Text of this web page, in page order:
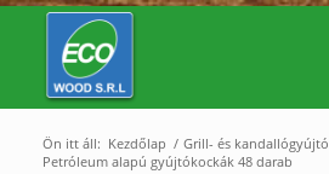
Ön itt áll: Kezdőlap / Grill- és kandallógyújtó
Petróleum alapú gyújtókockák 48 darab